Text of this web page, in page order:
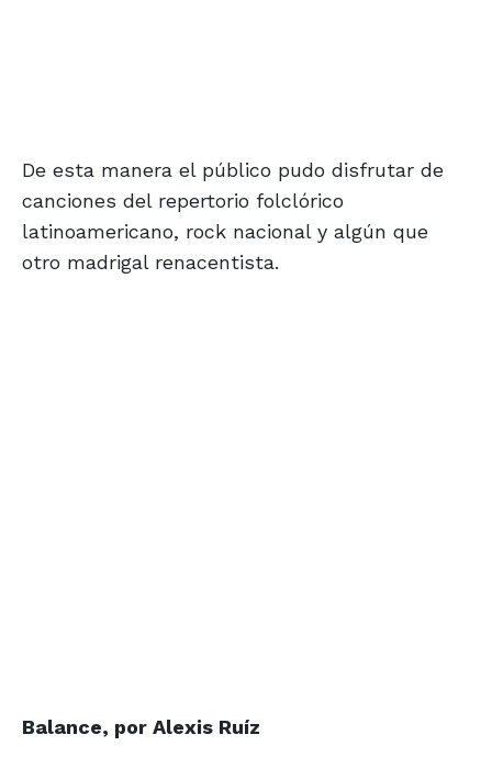
De esta manera el público pudo disfrutar de
canciones del repertorio folclórico
latinoamericano, rock nacional y algún que
otro madrigal renacentista.
Balance, por Alexis Ruíz